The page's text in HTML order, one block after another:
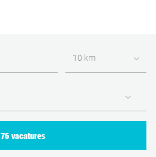
10 km
76 vacatures